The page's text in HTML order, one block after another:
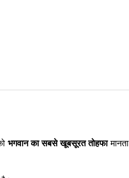
भगवान का सबसे खूबसूरत तोहफामानता